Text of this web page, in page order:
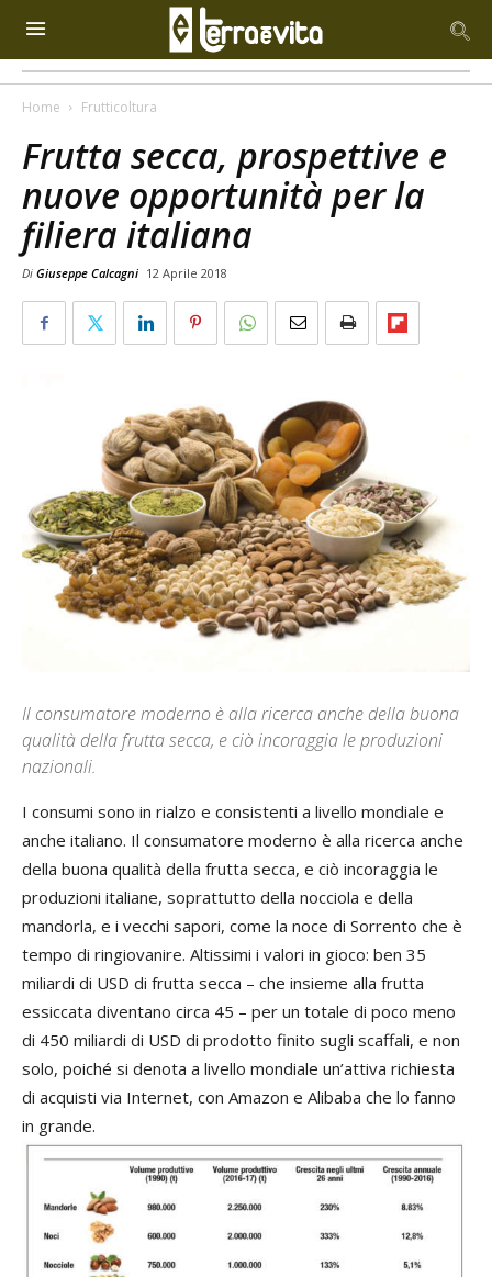
Home Frutticoltura
Frutta secca, prospettive e
nuove opportunità per la
filiera italiana
Di Giuseppe Calcagni 12 Aprile 2018
Il consumatore moderno è alla ricerca anche della buona
qualità della frutta secca, e ciò incoraggia le produzioni
nazionali.
I consumi sono in rialzo e consistenti a livello mondiale e
anche italiano. Il consumatore moderno è alla ricerca anche
della buona qualità della frutta secca, e ciò incoraggia le
produzioni italiane, soprattutto della nocciola e della
mandorla, e i vecchi sapori, come la noce di Sorrento che è
tempo di ringiovanire. Altissimi i valori in gioco: ben 35
miliardi di USD di frutta secca – che insieme alla frutta
essiccata diventano circa 45 – per un totale di poco meno
di 450 miliardi di USD di prodotto finito sugli scaffali, e non
solo, poiché si denota a livello mondiale un’attiva richiesta
di acquisti via Internet, con Amazon e Alibaba che lo fanno
in grande.